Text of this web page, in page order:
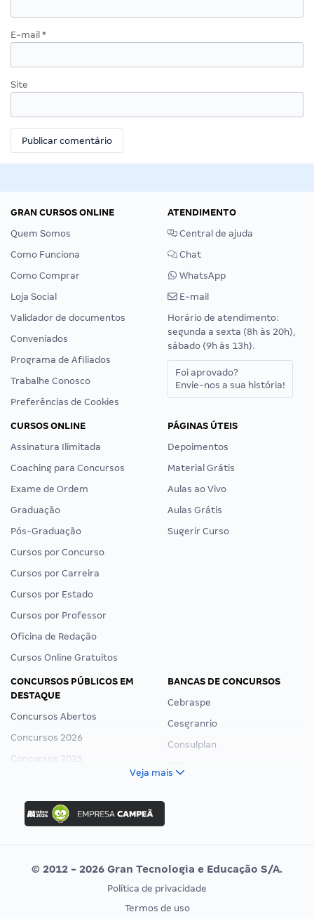
E-mail *
Site
GRAN CURSOS ONLINE
Quem Somos
Como Funciona
Como Comprar
Loja Social
Validador de documentos
Conveniados
Programa de Afiliados
Trabalhe Conosco
Preferências de Cookies
ATENDIMENTO
Central de ajuda
Chat
WhatsApp
E-mail
Horário de atendimento:
segunda a sexta (8h às 20h),
sábado (9h às 13h).
Foi aprovado?
Envie-nos a sua história!
CURSOS ONLINE
Assinatura Ilimitada
Coaching para Concursos
Exame de Ordem
Graduação
Pós-Graduação
Cursos por Concurso
Cursos por Carreira
Cursos por Estado
Cursos por Professor
Oficina de Redação
Cursos Online Gratuitos
PÁGINAS ÚTEIS
Depoimentos
Material Grátis
Aulas ao Vivo
Aulas Grátis
Sugerir Curso
CONCURSOS PÚBLICOS EM
DESTAQUE
Concursos Abertos
Concursos 2026
Concursos 2025
Concurso Ibama
Concurso MPU
Editais publicados
BANCAS DE CONCURSOS
Cebraspe
Cesgranrio
Consulplan
Vunesp
CONCURSOS POR PROFISSÃO
EXAME DE ORDEM
Veja mais
© 2012 - 2026 Gran Tecnologia e Educação S/A.
Política de privacidade
Termos de uso